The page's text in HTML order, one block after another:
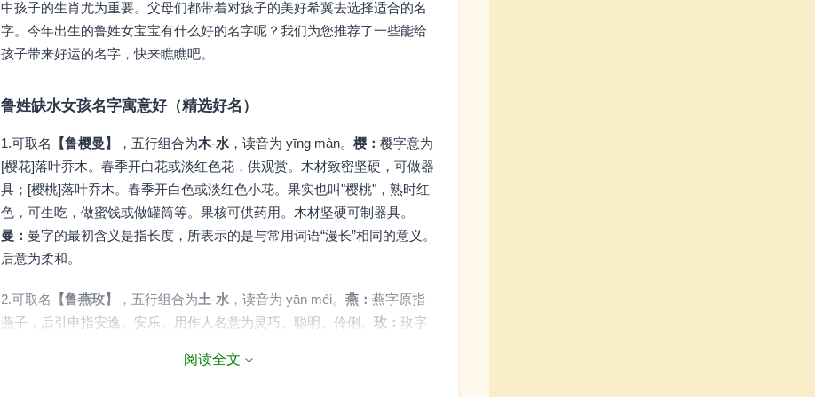
中孩子的生肖尤为重要。父母们都带着对孩子的美好希冀去选择适合的名
字。今年出生的鲁姓女宝宝有什么好的名字呢？我们为您推荐了一些能给
孩子带来好运的名字，快来瞧瞧吧。
鲁姓缺水女孩名字寓意好（精选好名）
1.可取名 【鲁樱曼】 ，五行组合为木-水 ，读音为 yīng màn。 樱： 樱字意为
[樱花]落叶乔木。春季开白花或淡红色花，供观赏。木材致密坚硬，可做器
具；[樱桃]落叶乔木。春季开白色或淡红色小花。果实也叫"樱桃"，熟时红
色，可生吃，做蜜饯或做罐筒等。果核可供药用。木材坚硬可制器具。
曼： 曼字的最初含义是指长度，所表示的是与常用词语“漫长”相同的意义。
后意为柔和。
2.可取名 【鲁燕玫】 ，五行组合为土-水 ，读音为 yān méi。 燕： 燕字原指
燕子，后引申指安逸、安乐。用作人名意为灵巧、聪明、伶俐。 玫： 玫字
阅读全文